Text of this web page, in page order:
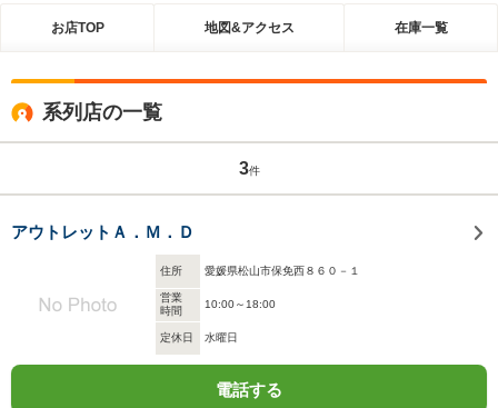
お店TOP 地図&アクセス 在庫一覧
系列店の一覧
3件
アウトレットＡ．Ｍ．Ｄ
住所 愛媛県松山市保免西８６０－１
営業
時間
10:00～18:00
定休日 水曜日
電話する